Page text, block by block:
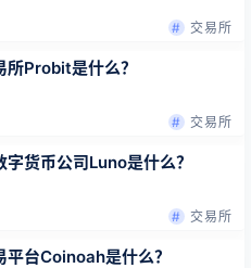
交易所
所Probit是什么？
交易所
货币公司Luno是什么？
交易所
平台Coinoah是什么？